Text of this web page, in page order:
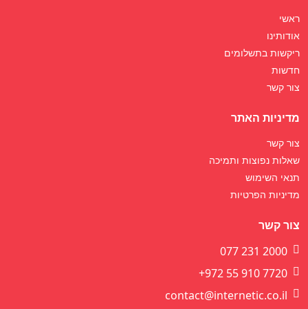
ראשי
אודותינו
ריקשות בתשלומים
חדשות
צור קשר
מדיניות האתר
צור קשר
שאלות נפוצות ותמיכה
תנאי השימוש
מדיניות הפרטיות
צור קשר
077 231 2000
+972 55 910 7720
contact@internetic.co.il